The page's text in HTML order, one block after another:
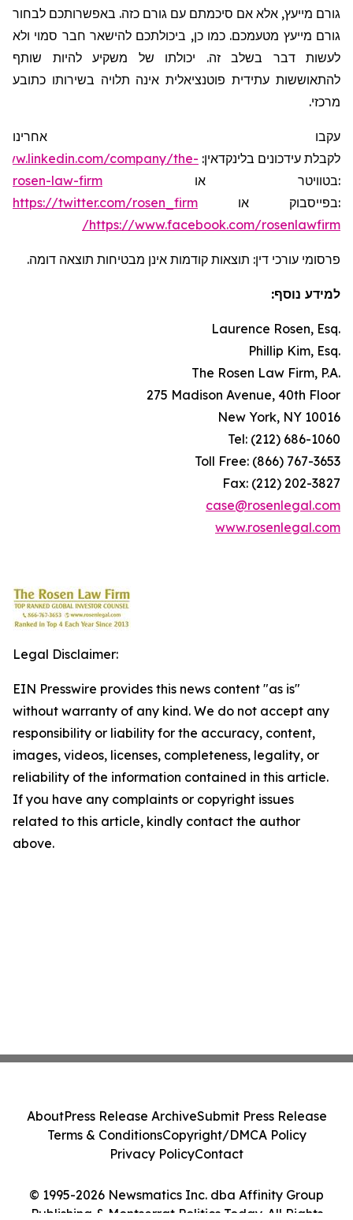
גורם מייעץ, אלא אם סיכמתם עם גורם כזה. באפשרותכם לבחור
גורם מייעץ מטעמכם. כמו כן, ביכולתכם להישאר חבר סמוי ולא
לעשות דבר בשלב זה. יכולתו של משקיע להיות שותף
להתאוששות עתידית פוטנציאלית אינה תלויה בשירותו כתובע
מרכזי.
עקבו אחרינו
לקבלת עידכונים בלינקדאין:
company/the-
rosen-law-firm או בטוויטר:
https://twitter.com/rosen_firm או בפייסבוק:
https://www.facebook.com/rosenlawfirm/
פרסומי עורכי דין: תוצאות קודמות אינן מבטיחות תוצאה דומה.
למידע נוסף:
Laurence Rosen, Esq.
Phillip Kim, Esq.
The Rosen Law Firm, P.A.
275 Madison Avenue, 40th Floor
New York, NY 10016
Tel: (212) 686-1060
Toll Free: (866) 767-3653
Fax: (212) 202-3827
case@rosenlegal.com
www.rosenlegal.com
Legal Disclaimer:
EIN Presswire provides this news content "as is"
without warranty of any kind. We do not accept any
responsibility or liability for the accuracy, content,
images, videos, licenses, completeness, legality, or
reliability of the information contained in this article.
If you have any complaints or copyright issues
related to this article, kindly contact the author
above.
© 1995-2026 Newsmatics Inc. dba Affinity Group
Publishing & Montserrat Politics Today. All Rights
AboutPress Release ArchiveSubmit Press Release
Terms & ConditionsCopyright/DMCA Policy
Privacy PolicyContact